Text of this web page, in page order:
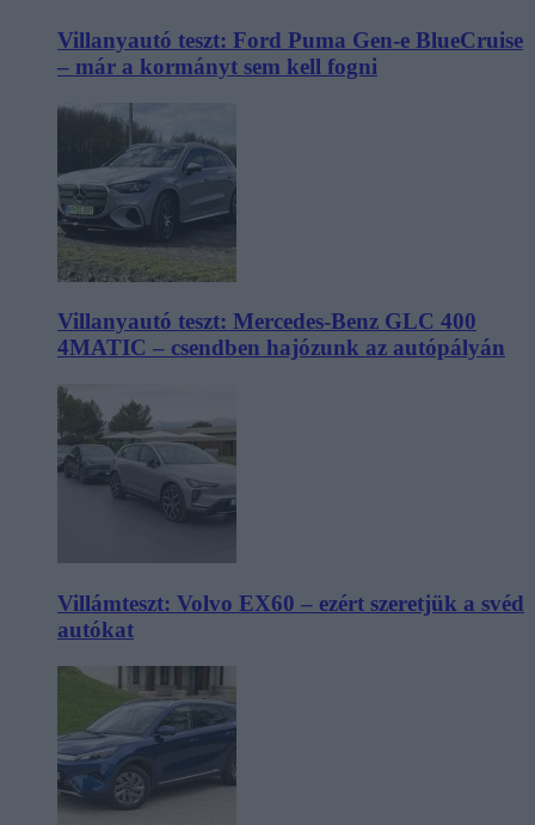
Villanyautó teszt: Ford Puma Gen-e BlueCruise
– már a kormányt sem kell fogni
Villanyautó teszt: Mercedes-Benz GLC 400
4MATIC – csendben hajózunk az autópályán
Villámteszt: Volvo EX60 – ezért szeretjük a svéd
autókat